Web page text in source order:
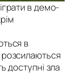
в демо-
в
доступні зла